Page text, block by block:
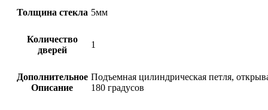
Толщина стекла 5мм
Количество
дверей
1
Дополнительное
Описание
Подъемная цилиндрическая петля,
180 градусов